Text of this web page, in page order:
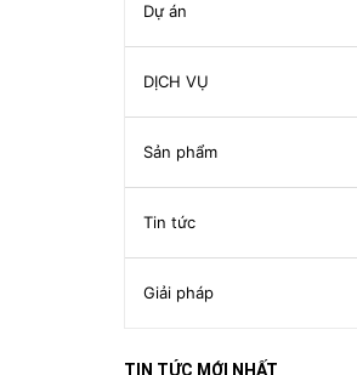
Dự án
DỊCH VỤ
Sản phẩm
Tin tức
Giải pháp
TIN TỨC MỚI NHẤT